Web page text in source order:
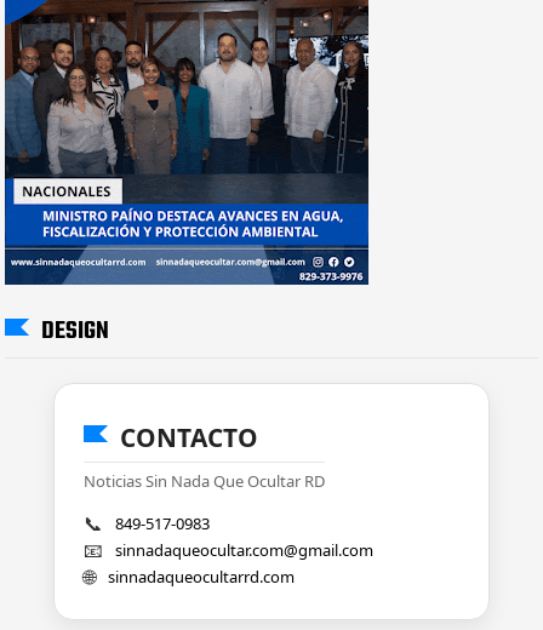
DESIGN
CONTACTO
Noticias Sin Nada Que Ocultar RD
📞 849-517-0983
📧 sinnadaqueocultar.com@gmail.com
🌐 sinnadaqueocultarrd.com